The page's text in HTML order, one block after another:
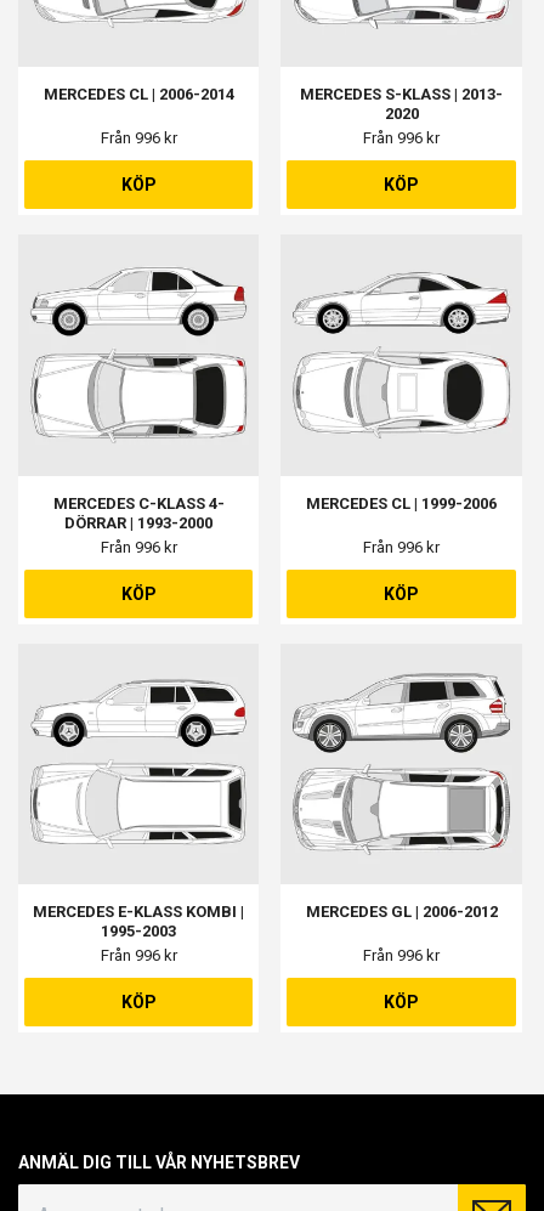
MERCEDES CL | 2006-2014
Från 996 kr
KÖP
MERCEDES S-KLASS | 2013-
2020
Från 996 kr
KÖP
MERCEDES C-KLASS 4-
DÖRRAR | 1993-2000
Från 996 kr
KÖP
MERCEDES CL | 1999-2006
Från 996 kr
KÖP
MERCEDES E-KLASS KOMBI |
1995-2003
Från 996 kr
KÖP
MERCEDES GL | 2006-2012
Från 996 kr
KÖP
ANMÄL DIG TILL VÅR NYHETSBREV